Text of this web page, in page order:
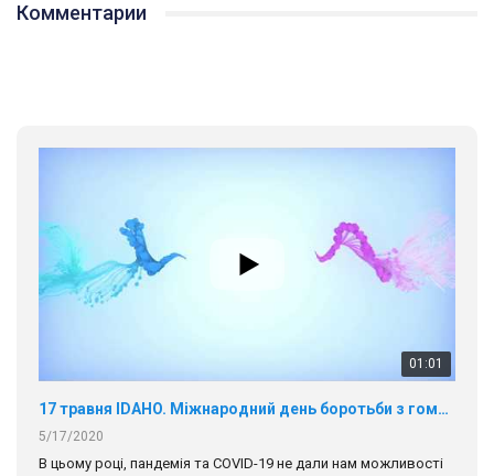
Комментарии
01:01
17 травня IDAHO. Міжнародний день боротьби з гомофобією трансфобією і біфобія.
провести вуличні акції. Наше відео-звернення про те, що
навіть коли ми у різних містах та не можемо зустрінеться, ми
разом. Ми закликаємо всіх хто поділяє цінності рівності та
солідарності, приєднатися до нас. Регіональні підрозділи
ГАУ є в 16 областях України.
Разом наш голос лунає гучніше!